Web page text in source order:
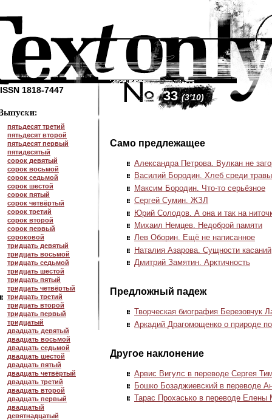
ISSN 1818-7447
пятьдесят третий
пятьдесят второй
пятьдесят первый
пятидесятый
сорок девятый
сорок восьмой
сорок седьмой
сорок шестой
сорок пятый
сорок четвёртый
сорок третий
сорок второй
сорок первый
сороковой
тридцать девятый
тридцать восьмой
тридцать седьмой
тридцать шестой
тридцать пятый
тридцать четвёртый
тридцать третий
тридцать второй
тридцать первый
тридцатый
двадцать девятый
двадцать восьмой
двадцать седьмой
двадцать шестой
двадцать пятый
двадцать четвёртый
двадцать третий
двадцать второй
двадцать первый
двадцатый
девятнадцатый
33(3'10)
Само предлежащее
Александра Петрова. Вулкан не
Василий Бородин. Хлеб среди травы
Максим Бородин. Что-то серьёзное
Сергей Сумин. ЖЗЛ
Юрий Солодов. А она и так на
Михаил Немцев. Недоброй памяти
Лев Оборин. Ещё не написанное
Наталия Азарова. Сущности касаний
Дмитрий Замятин. Арктичность
Предложный падеж
Творческая биография Березовчук
Аркадий Драгомощенко о природе
Другое наклонение
Арвис Вигулс в переводе Сергея
Бошко Бозаджиевский в переводе
Тарас Прохасько в переводе Елены